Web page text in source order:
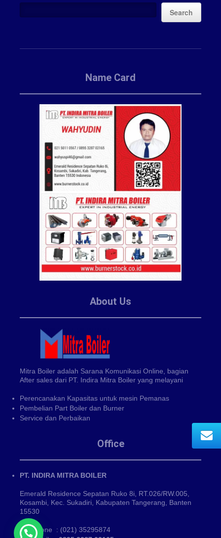
Search
Name Card
About Us
Mitra Boiler adalah Sarana Komunikasi Online, bagian
After sales dari PT. Indira Mitra Boiler yang melayani
Perencanakan Kapasitas untuk mesin Pemanas
Pembelian Part Boiler dan Burner
Service dan Perbaikan
Office
PT. INDIRA MITRA BOILER
Emerald Residence Sepatan Ruko 8i, RT.026/RW.005,
Kosambi, Kec. Sukadiri, Kabupaten Tangerang, Banten
15530
Phone : (021) 35295874